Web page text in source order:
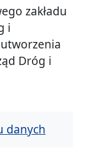
zakładu
i
Dróg i
danych